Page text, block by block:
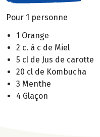
Pour 1 personne
1 Orange
2 c. à c de Miel
5 cl de Jus de carotte
20 cl de Kombucha
3 Menthe
4 Glaçon